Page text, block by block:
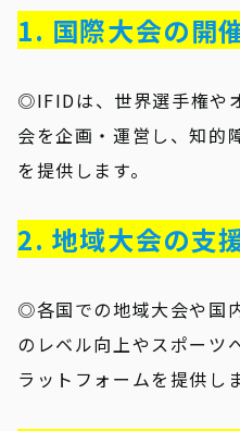
1. 国際大会の開
◎IFIDは、世界選手権や
会を企画・運営し、知的
を提供します。
2. 地域大会の支
◎各国での地域大会や国
のレベル向上やスポーツ
ラットフォームを提供しま